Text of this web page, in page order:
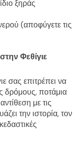
ξηράς
(αποφύγετε τις
Φεθίγιε
σας επιτρέπει να
δρόμους, ποτάμια
με τις
την ιστορία, τον